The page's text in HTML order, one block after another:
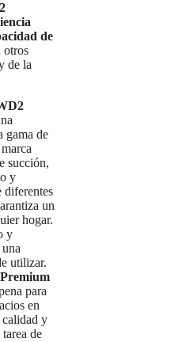
de
otros
de la
gama de
succión,
y
diferentes
un
hogar.
y
utilizar.
para
en
calidad y
de